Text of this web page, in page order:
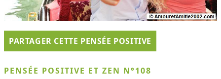
PARTAGER CETTE PENSÉE POSITIVE
PENSÉE POSITIVE ET ZEN N°108